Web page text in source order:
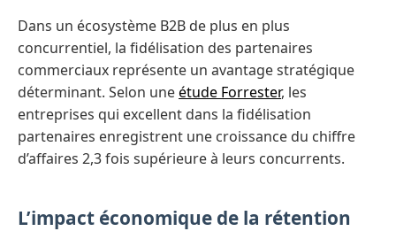
Dans un écosystème B2B de plus en plus
concurrentiel, la fidélisation des partenaires
commerciaux représente un avantage stratégique
déterminant. Selon uneétude Forrester, les
entreprises qui excellent dans la fidélisation
partenaires enregistrent une croissance du chiffre
d’affaires 2,3 fois supérieure à leurs concurrents.
L’impact économique de la rétention